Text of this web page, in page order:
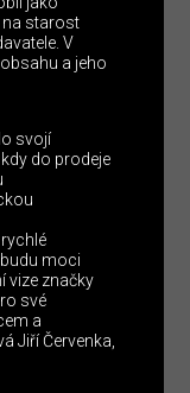
na starost
V
a jeho
svojí
do prodeje
moci
vize značky
své
a
Jiří Červenka,